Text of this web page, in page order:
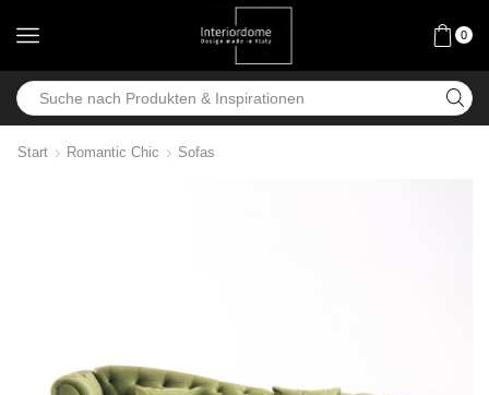
0
Start Romantic Chic Sofas